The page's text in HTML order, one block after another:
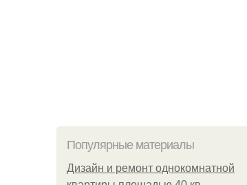
Популярные материалы
Дизайн и ремонт однокомнатной